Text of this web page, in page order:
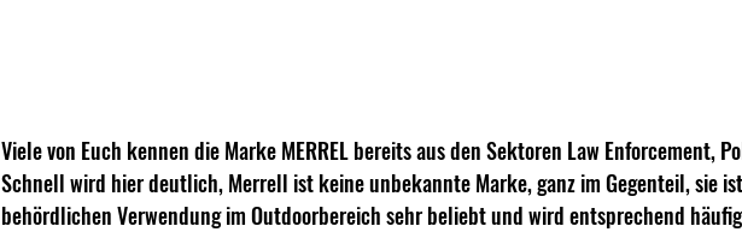
Viele von Euch kennen die Marke MERREL bereits aus den Sektoren Law Enforcement,
Schnell wird hier deutlich, Merrell ist keine unbekannte Marke, ganz im Gegenteil, sie
behördlichen Verwendung im Outdoorbereich sehr beliebt und wird entsprechend